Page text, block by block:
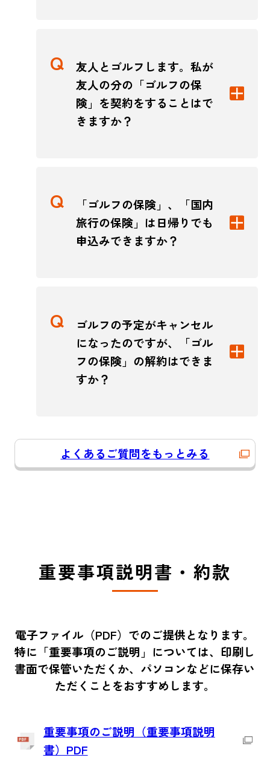
友人とゴルフします。私が
友人の分の「ゴルフの保
険」を契約をすることはで
きますか？
「ゴルフの保険」、「国内
旅行の保険」は日帰りでも
申込みできますか？
ゴルフの予定がキャンセル
になったのですが、「ゴル
フの保険」の解約はできま
すか？
よくあるご質問をもっとみる
重要事項説明書・約款
電子ファイル（PDF）でのご提供となります。
特に「重要事項のご説明」については、印刷し
書面で保管いただくか、パソコンなどに保存い
ただくことをおすすめします。
重要事項のご説明（重要事項説明
書）PDF